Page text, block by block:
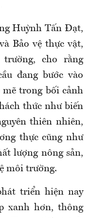
Huỳnh Tấn Đạt,
Bảo vệ thực vật,
cho rằng
đang bước vào
trong bối cảnh
thức như biến
thiên nhiên,
thực cũng như
lượng nông sản,
môi trường.
triển hiện nay
xanh hơn, thông